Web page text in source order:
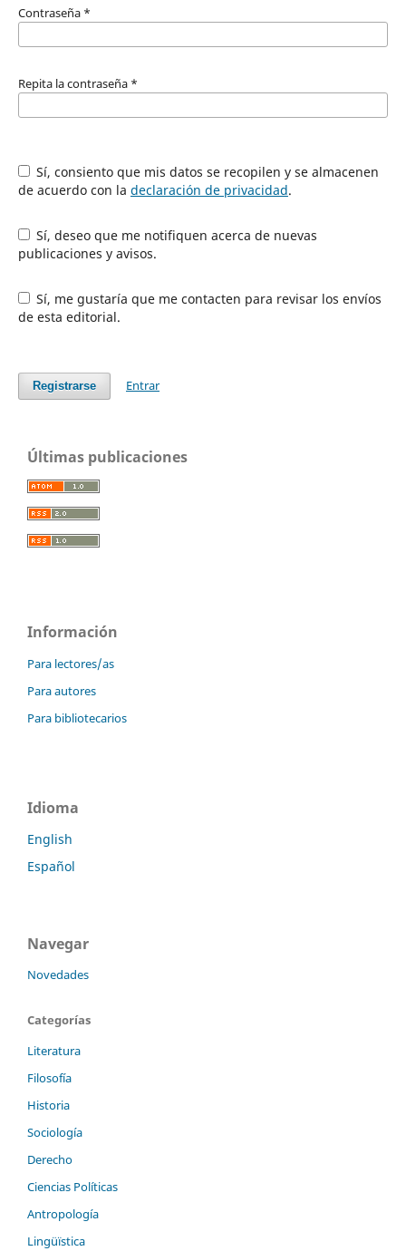
Contraseña *
Repita la contraseña *
Sí, consiento que mis datos se recopilen y se almacenen
de acuerdo con la declaración de privacidad.
Sí, deseo que me notifiquen acerca de nuevas
publicaciones y avisos.
Sí, me gustaría que me contacten para revisar los envíos
de esta editorial.
Registrarse Entrar
Últimas publicaciones
Información
Para lectores/as
Para autores
Para bibliotecarios
Idioma
English
Español
Navegar
Novedades
Categorías
Literatura
Filosofía
Historia
Sociología
Derecho
Ciencias Políticas
Antropología
Lingüïstica